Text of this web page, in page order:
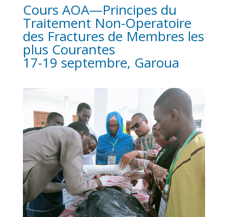
Cours AOA—Principes du
Traitement Non-Operatoire
des Fractures de Membres les
plus Courantes
17-19 septembre, Garoua